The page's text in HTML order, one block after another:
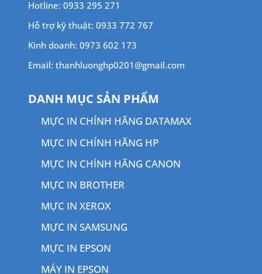
Hotline: 0933 295 271
Hỗ trợ kỹ thuật: 0933 772 767
Kinh doanh: 0973 602 173
Email: thanhluonghp0201@gmail.com
DANH MỤC SẢN PHẨM
MỰC IN CHÍNH HÃNG DATAMAX
MỰC IN CHÍNH HÃNG HP
MỰC IN CHÍNH HÃNG CANON
MỰC IN BROTHER
MỰC IN XEROX
MỰC IN SAMSUNG
MỰC IN EPSON
MÁY IN EPSON